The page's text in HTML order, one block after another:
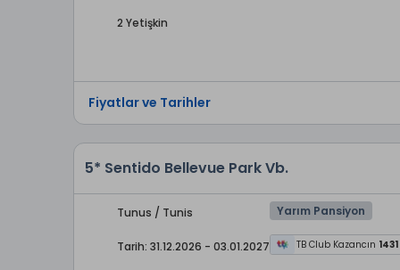
2 Yetişkin
Fiyatlar ve Tarihler
5* Sentido Bellevue Park Vb.
Tunus / Tunis
Tarih: 31.12.2026 - 03.01.2027
Yarım Pansiyon
TB Club Kazancın